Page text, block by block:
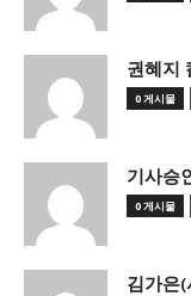
권혜지
0 게시물
기사승
0 게시물
김가은